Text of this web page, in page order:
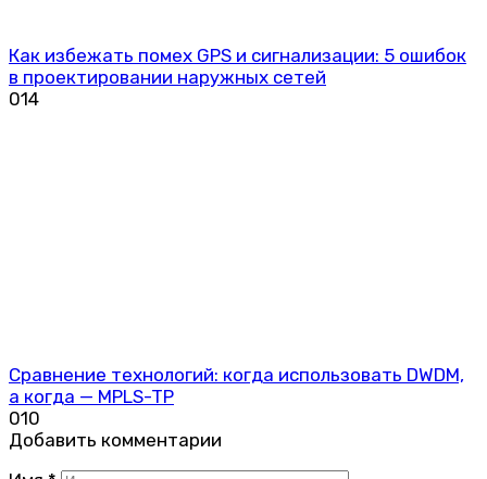
Как избежать помех GPS и сигнализации: 5 ошибок
в проектировании наружных сетей
014
Сравнение технологий: когда использовать DWDM,
а когда — MPLS-TP
010
Добавить комментарии